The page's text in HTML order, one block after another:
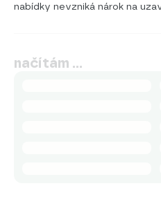
nabídky nevzniká nárok na
načítám …